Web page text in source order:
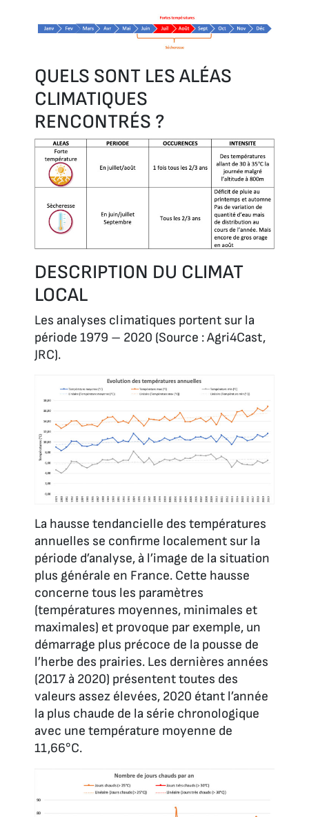
QUELS SONT LES ALÉAS
CLIMATIQUES
RENCONTRÉS ?
DESCRIPTION DU CLIMAT
LOCAL
Les analyses climatiques portent sur la
période 1979 – 2020 (Source : Agri4Cast,
JRC).
La hausse tendancielle des températures
annuelles se confirme localement sur la
période d’analyse, à l’image de la situation
plus générale en France. Cette hausse
concerne tous les paramètres
(températures moyennes, minimales et
maximales) et provoque par exemple, un
démarrage plus précoce de la pousse de
l’herbe des prairies. Les dernières années
(2017 à 2020) présentent toutes des
valeurs assez élevées, 2020 étant l’année
la plus chaude de la série chronologique
avec une température moyenne de
11,66°C.